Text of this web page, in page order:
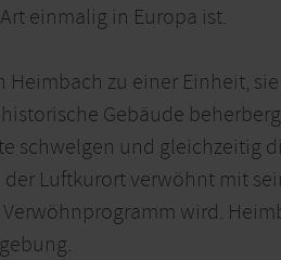
einmalig in Europa ist.
zu einer Einheit,
Gebäude
schwelgen und gleichzeitig
Luftkurort verwöhnt mit
wird.